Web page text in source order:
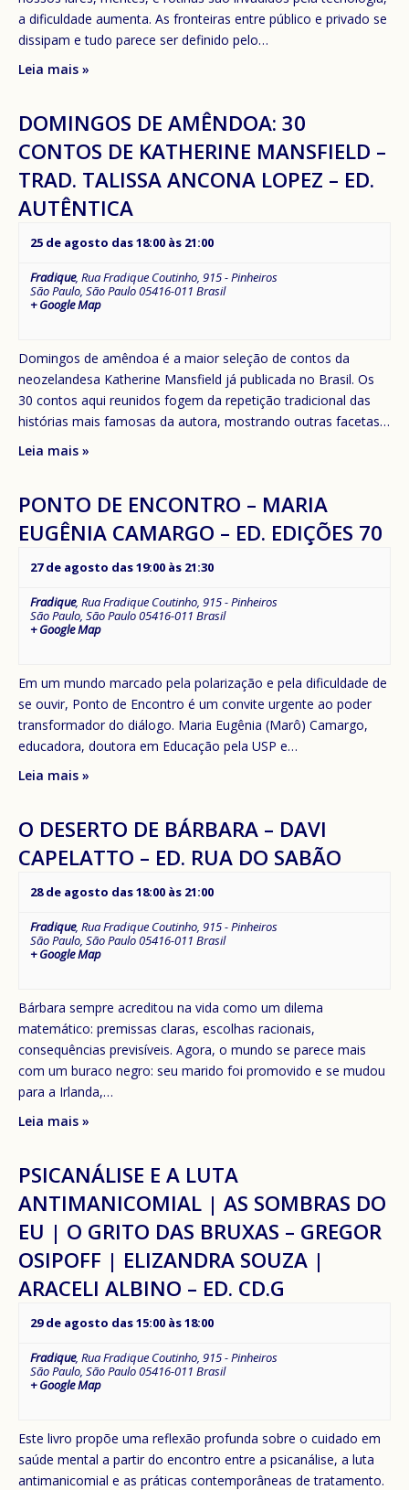
a dificuldade aumenta. As fronteiras entre público e privado se
dissipam e tudo parece ser definido pelo…
Leia mais »
DOMINGOS DE AMÊNDOA: 30
CONTOS DE KATHERINE MANSFIELD –
TRAD. TALISSA ANCONA LOPEZ – ED.
AUTÊNTICA
25 de agosto das 18:00 às 21:00
Fradique, Rua Fradique Coutinho, 915 - Pinheiros
São Paulo, São Paulo05416-011 Brasil
+ Google Map
Domingos de amêndoa é a maior seleção de contos da
neozelandesa Katherine Mansfield já publicada no Brasil. Os
30 contos aqui reunidos fogem da repetição tradicional das
histórias mais famosas da autora, mostrando outras facetas…
Leia mais »
PONTO DE ENCONTRO – MARIA
EUGÊNIA CAMARGO – ED. EDIÇÕES 70
27 de agosto das 19:00 às 21:30
Fradique, Rua Fradique Coutinho, 915 - Pinheiros
São Paulo, São Paulo05416-011 Brasil
+ Google Map
Em um mundo marcado pela polarização e pela dificuldade de
se ouvir, Ponto de Encontro é um convite urgente ao poder
transformador do diálogo. Maria Eugênia (Marô) Camargo,
educadora, doutora em Educação pela USP e…
Leia mais »
O DESERTO DE BÁRBARA – DAVI
CAPELATTO – ED. RUA DO SABÃO
28 de agosto das 18:00 às 21:00
Fradique, Rua Fradique Coutinho, 915 - Pinheiros
São Paulo, São Paulo05416-011 Brasil
+ Google Map
Bárbara sempre acreditou na vida como um dilema
matemático: premissas claras, escolhas racionais,
consequências previsíveis. Agora, o mundo se parece mais
com um buraco negro: seu marido foi promovido e se mudou
para a Irlanda,…
Leia mais »
PSICANÁLISE E A LUTA
ANTIMANICOMIAL | AS SOMBRAS DO
EU | O GRITO DAS BRUXAS – GREGOR
OSIPOFF | ELIZANDRA SOUZA |
ARACELI ALBINO – ED. CD.G
29 de agosto das 15:00 às18:00
Fradique, Rua Fradique Coutinho, 915 - Pinheiros
São Paulo, São Paulo05416-011 Brasil
+ Google Map
Este livro propõe uma reflexão profunda sobre o cuidado em
saúde mental a partir do encontro entre a psicanálise, a luta
antimanicomial e as práticas contemporâneas de tratamento.